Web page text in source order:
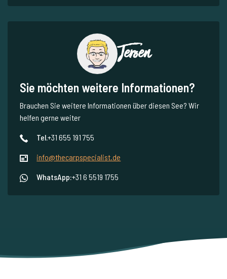
Jeroen
Sie möchten weitere Informationen?
Brauchen Sie weitere Informationen über diesen See? Wir
helfen gerne weiter
Tel.+31 655 191 755
info@thecarpspecialist.de
WhatsApp:+31 6 5519 1755